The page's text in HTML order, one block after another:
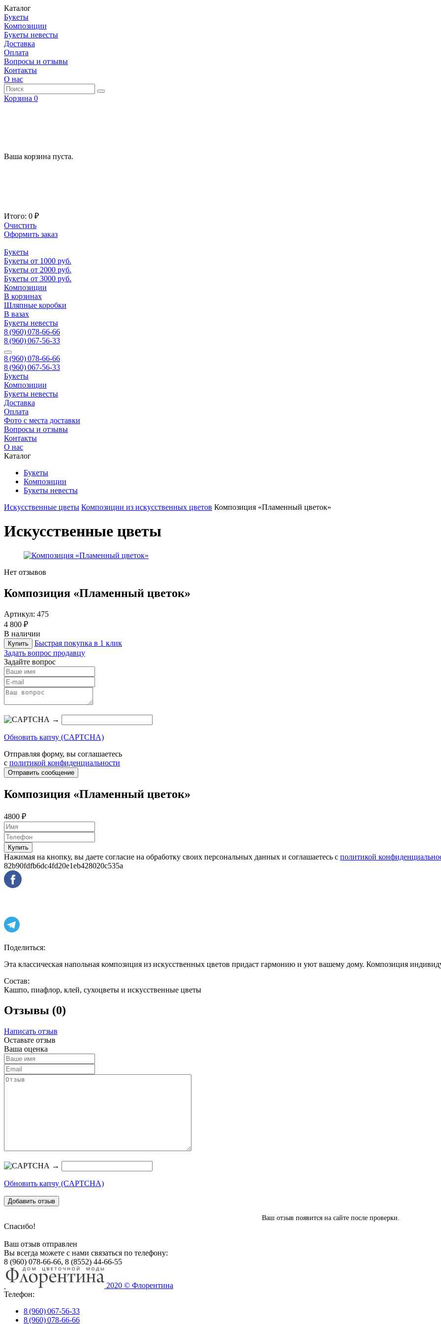
Каталог
Букеты
Композиции
Букеты невесты
Доставка
Оплата
Вопросы и отзывы
Контакты
О нас
Корзина 0
Ваша корзина пуста.
Итого: 0 ₽
Очистить
Оформить заказ
Букеты
Букеты от 1000 руб.
Букеты от 2000 руб.
Букеты от 3000 руб.
Композиции
В корзинах
Шляпные коробки
В вазах
Букеты невесты
8 (960) 078-66-66
8 (960) 067-56-33
8 (960) 078-66-66
8 (960) 067-56-33
Букеты
Композиции
Букеты невесты
Доставка
Оплата
Фото с места доставки
Вопросы и отзывы
Контакты
О нас
Каталог
Букеты
Композиции
Букеты невесты
Искусственные цветы Композиции из искусственных цветов Композиция «Пламенный цветок»
Искусственные цветы
Нет отзывов
Композиция «Пламенный цветок»
Артикул: 475
4 800 ₽
В наличии
Купить
Быстрая покупка в 1 клик
Задать вопрос продавцу
Задайте вопрос
→
Обновить капчу (CAPTCHA)
Отправляя форму, вы соглашаетесь
с политикой конфиденциальности
Отправить сообщение
Композиция «Пламенный цветок»
4800 ₽
Купить
Нажимая на кнопку, вы даете согласие на обработку своих персональных данных и соглашаетесь с политикой
82b90fdfb6dc4fd20e1eb428020c535a
Поделиться:
Эта классическая напольная композиция из искусственных цветов придаст гармонию и уют вашему дому. Композиция
Состав:
Кашпо, пиафлор, клей, сухоцветы и искусственные цветы
Отзывы (0)
Написать отзыв
Оставьте отзыв
Ваша оценка
→
Обновить капчу (CAPTCHA)
Добавить отзыв
Ваш отзыв появится на сайте после проверки.
Спасибо!
Ваш отзыв отправлен
Вы всегда можете с нами связаться по телефону:
8 (960) 078-66-66, 8 (8552) 44-66-55
2020 © Флорентина
Телефон:
8 (960) 067-56-33
8 (960) 078-66-66